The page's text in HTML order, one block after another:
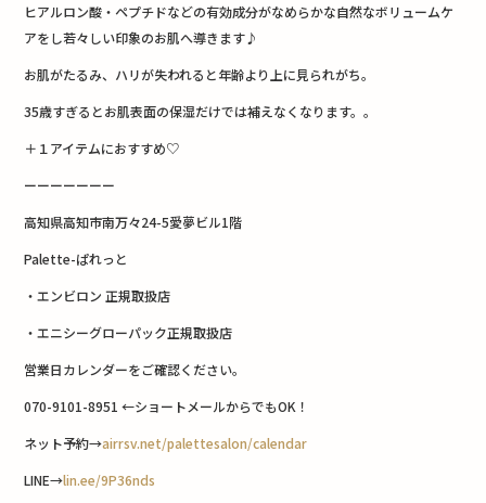
ヒアルロン酸・ペプチドなどの有効成分がなめらかな自然なボリュームケ
アをし若々しい印象のお肌へ導きます♪
お肌がたるみ、ハリが失われると年齢より上に見られがち。
35歳すぎるとお肌表面の保湿だけでは補えなくなります。。
＋１アイテムにおすすめ♡
ーーーーーーー
高知県高知市南万々24-5愛夢ビル1階
Palette-ぱれっと
・エンビロン 正規取扱店
・エニシーグローパック正規取扱店
営業日カレンダーをご確認ください。
070-9101-8951 ←ショートメールからでもOK ！
ネット予約→airrsv.net/palettesalon/calendar
LINE→lin.ee/9P36nds